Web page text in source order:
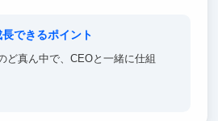
できるポイント
ど真ん中で、CEOと一緒に仕組